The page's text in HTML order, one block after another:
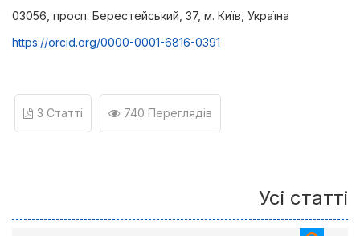
03056, просп. Берестейський, 37, м. Київ, Україна
https://orcid.org/0000-0001-6816-0391
3 Статті 740 Переглядів
Усі статті